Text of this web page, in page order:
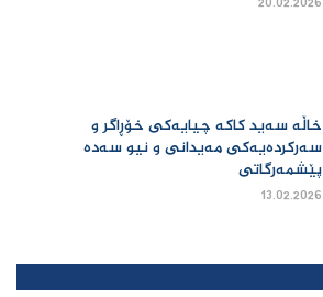
20.02.2026
خاڵە سەید کاکە چیایەکی خۆڕاگر و
سەرکردەیەکی مەیدانی و نیو سەدە
پێشمەرگاتی
13.02.2026